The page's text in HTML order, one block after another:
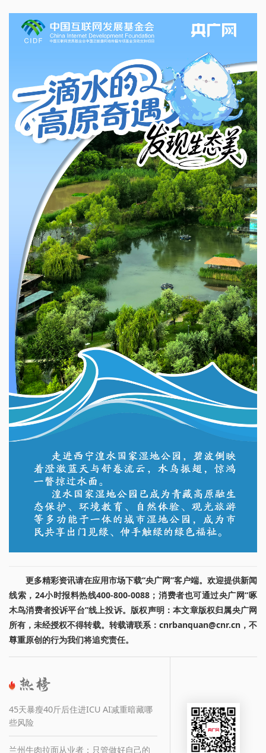
更多精彩资讯请在应用市场下载“央广网”客户端。欢迎提供新闻
线索，24小时报料热线400-800-0088；消费者也可通过央广网“啄
木鸟消费者投诉平台”线上投诉。版权声明：本文章版权归属央广网
所有，未经授权不得转载。转载请联系：cnrbanquan@cnr.cn，不
尊重原创的行为我们将追究责任。
45天暴瘦40斤后住进ICU AI减重暗藏哪
些风险
兰州牛肉拉面从业者：只管做好自己的